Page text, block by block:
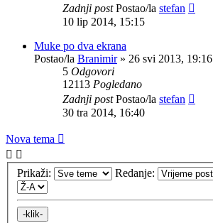
Zadnji postPostao/la stefan
10 lip 2014, 15:15
Muke po dva ekrana
Postao/la Branimir» 26 svi 2013, 19:16
5 Odgovori
12113 Pogledano
Zadnji postPostao/la stefan
30 tra 2014, 16:40
Nova tema
Prikaži: Redanje: